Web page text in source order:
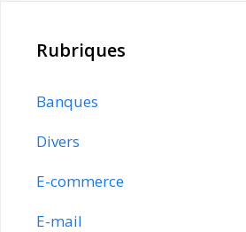
Rubriques
Banques
Divers
E-commerce
E-mail